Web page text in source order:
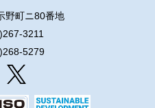
野町ニ80番地
3211
5279